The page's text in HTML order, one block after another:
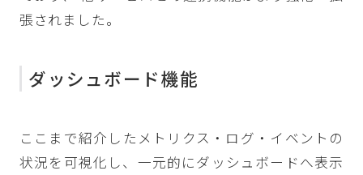
張されました。
ダッシュボード機能
ここまで紹介したメトリクス・ログ・イベントの
状況を可視化し、一元的にダッシュボードへ表示